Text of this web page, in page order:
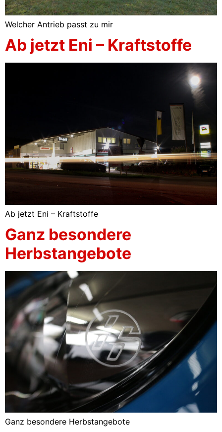
Welcher Antrieb passt zu mir
Ab jetzt Eni – Kraftstoffe
Ab jetzt Eni – Kraftstoffe
Ganz besondere
Herbstangebote
Ganz besondere Herbstangebote